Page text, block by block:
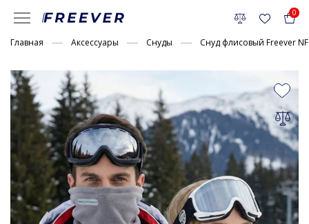
0
Главная Аксессуары Снуды Снуд флисовый Freever